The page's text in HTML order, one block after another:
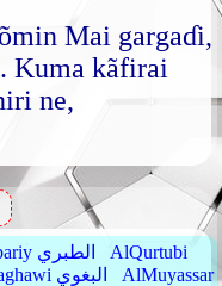
Mai gargaɗi,
Kuma kãfirai
ne,
AtTabariy الطبري
AlQurtubi
AlBaghawi البغوي
AlMuyassar